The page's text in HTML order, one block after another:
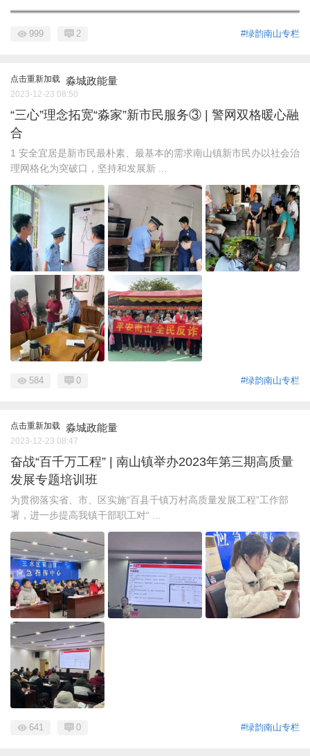
#绿韵南山专栏
999 2
点击重新加载 淼城政能量
2023-12-23 08:50
“三心”理念拓宽“淼家”新市民服务③ | 警网双格暖心融
合
1 安全宜居是新市民最朴素、最基本的需求南山镇新市民办以社会治
理网格化为突破口，坚持和发展新 ...
#绿韵南山专栏
584 0
点击重新加载 淼城政能量
2023-12-23 08:47
奋战“百千万工程” | 南山镇举办2023年第三期高质量
发展专题培训班
为贯彻落实省、市、区实施“百县千镇万村高质量发展工程”工作部
署，进一步提高我镇干部职工对“ ...
#绿韵南山专栏
641 0